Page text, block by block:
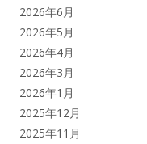
2026年6月
2026年5月
2026年4月
2026年3月
2026年1月
2025年12月
2025年11月